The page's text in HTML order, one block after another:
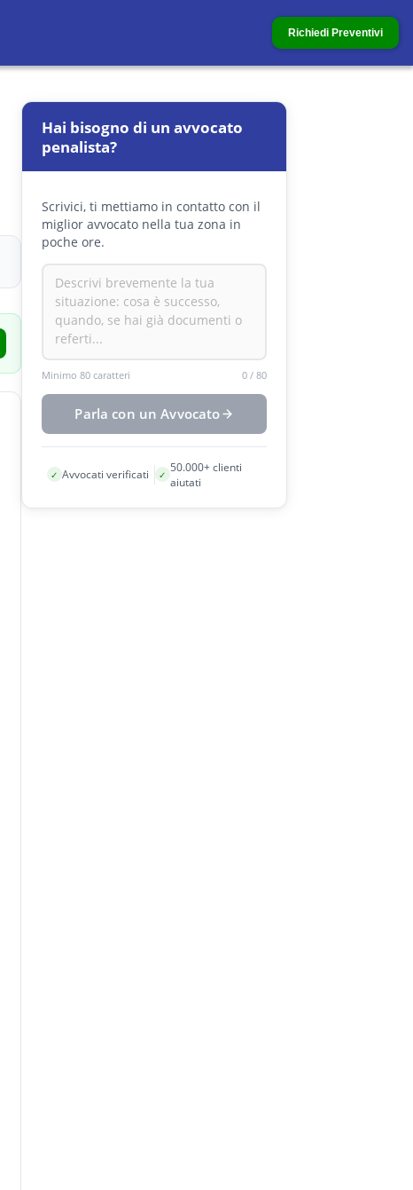
Richiedi Preventivi
Hai bisogno di un avvocato
penalista?
Scrivici, ti mettiamo in contatto con il
miglior avvocato nella tua zona in
poche ore.
Minimo 80 caratteri 0 / 80
Parla con un Avvocato
✓ Avvocati verificati ✓ 50.000+ clienti
aiutati